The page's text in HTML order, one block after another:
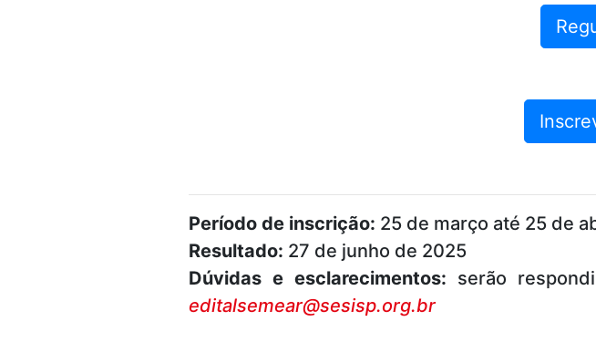
Período de inscrição: 25 de março até 25 de
Resultado: 27 de junho de 2025
Dúvidas e esclarecimentos: serão
editalsemear@sesisp.org.br